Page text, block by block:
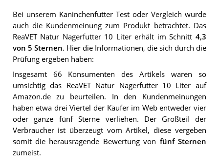
Bei unserem KaninchenfutterTest oder Vergleich wurde
auch die Kundenmeinung zum Produkt betrachtet. Das
ReaVET Natur Nagerfutter 10 Litererhält im Schnitt 4,3
von 5 Sternen. Hier die Informationen, die sich durch die
Prüfung ergeben haben:
Insgesamt 66 Konsumenten des Artikels waren so
umsichtig das ReaVET Natur Nagerfutter 10 Liter auf
Amazon.de zu beurteilen. In den Kundenmeinungen
haben etwa drei Viertel der Käufer im Web entweder vier
oder ganze fünf Sterne verliehen. Der Großteil der
Verbraucher ist überzeugt vom Artikel, diese vergeben
somit die herausragende Bewertung von fünf Sternen
zumeist.